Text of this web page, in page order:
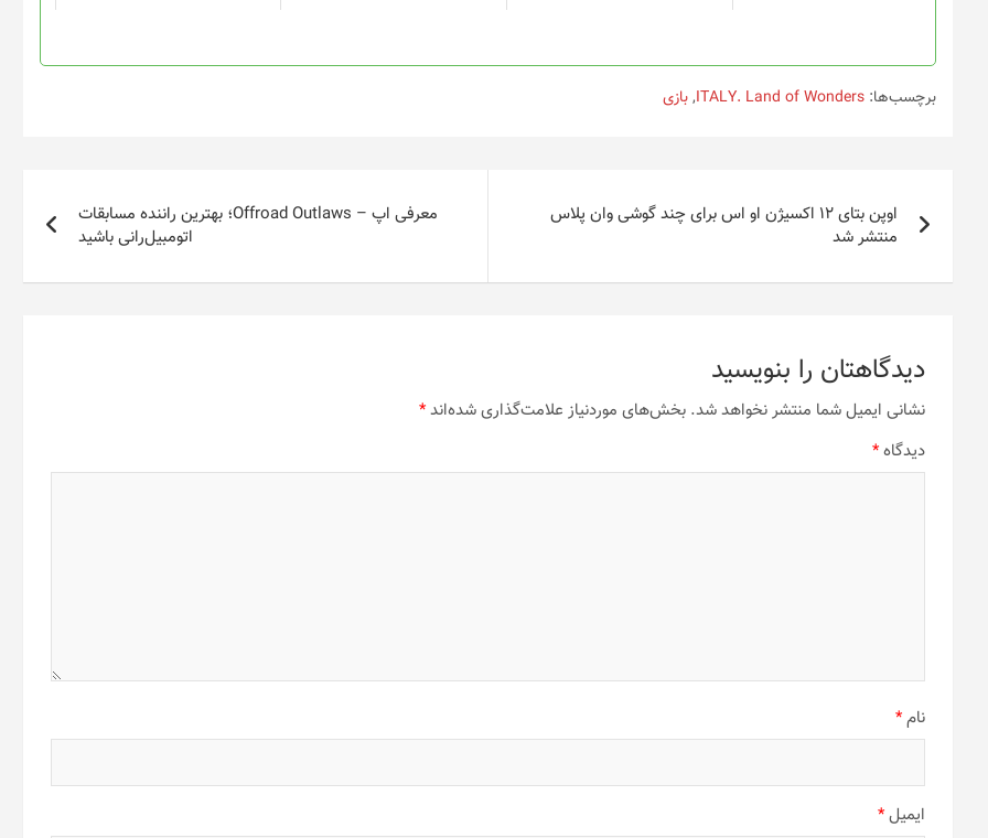
محصول
برچسب‌ها: ITALY. Land of Wonders
,بازی
راهبری
نوشته
اوپن بتای ۱۲ اکسیژن او اس برای چند گوشی وان پلاس
منتشر شد
معرفی اپ – Offroad Outlaws؛ بهترین راننده مسابقات
اتومبیل‌رانی باشید
دیدگاهتان را بنویسید
نشانی ایمیل شما منتشر نخواهد شد. بخش‌های موردنیاز علامت‌گذاری شده‌اند*
دیدگاه*
نام*
ایمیل*